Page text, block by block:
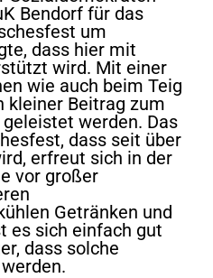
Bendorf für das
um
dass hier mit
wird. Mit einer
wie auch beim Teig
kleiner Beitrag zum
werden. Das
dass seit über
erfreut sich in der
vor großer
Getränken und
es sich einfach gut
dass solche